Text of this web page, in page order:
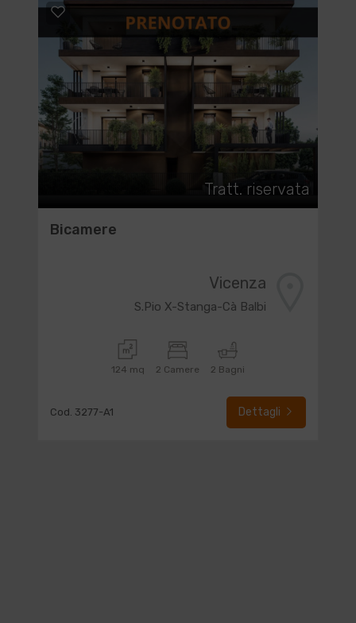
Tratt. riservata
Bicamere
Vicenza
S.Pio X-Stanga-Cà Balbi
124 mq 2 Camere 2 Bagni
Cod. 3277-A1 Dettagli